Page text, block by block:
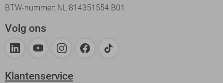
BTW-nummer: NL 814351554.B01
Volg ons
Klantenservice